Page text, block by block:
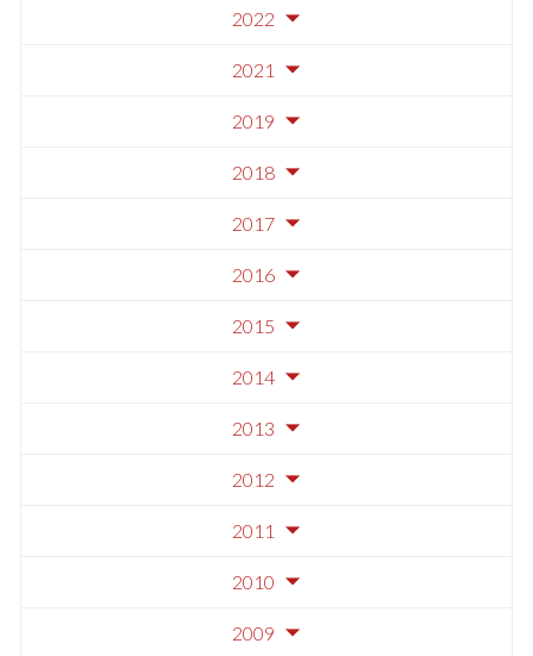
2022
2021
2019
2018
2017
2016
2015
2014
2013
2012
2011
2010
2009